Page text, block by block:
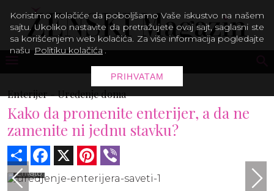
Enterijer -Uređenje doma
Kako da promenite enterijer, a da ne
zamenite ni jednu stavku?
Share Facebook Pinterest
Envato
Koristimo kolačiće da poboljšamo Vaše iskustvo na našem
sajtu. Ukoliko nastavite da pretražujete ovaj sajt, saglasni ste
sa korišćenjem web kolačića. Za više informacija pogledajte
našu Politiku kolačića .
PRIHVATAM